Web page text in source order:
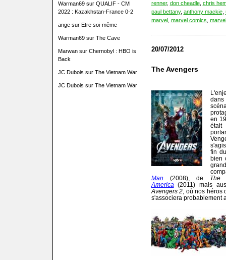
Warman69sur QUALIF - CM
2022 : Kazakhstan-France 0-2
angesur Etre soi-même
Warman69sur The Cave
Marwansur Chernobyl : HBO is
Back
JC Dubois sur The Vietnam War
JC Dubois sur The Vietnam War
renner, don cheadle, chris
paul bettany, anthony mackie,
marvel, marvel comics
20/07/2012
The Avengers
en
était
fin
bien
Man (2008), de The
America
(2011) mais
Avengers 2 , où nos
s'associera probablement